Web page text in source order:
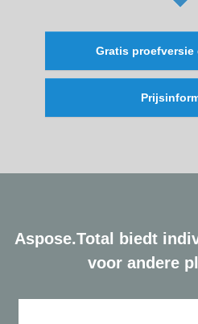
Gratis proefversie
Aspose.Total biedt
voor andere